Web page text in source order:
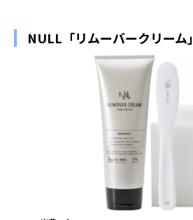
NULL「リムーバークリーム」